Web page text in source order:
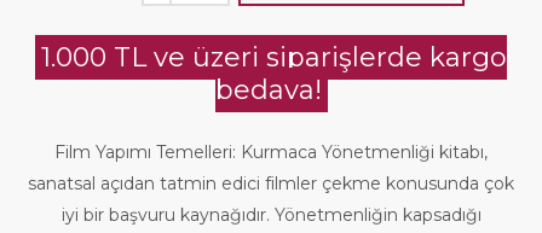
1.000 TL ve üzeri siparişlerde kargo
bedava!
Film Yapımı Temelleri: Kurmaca Yönetmenliği kitabı,
sanatsal açıdan tatmin edici filmler çekme konusunda çok
iyi bir başvuru kaynağıdır. Yönetmenliğin kapsadığı